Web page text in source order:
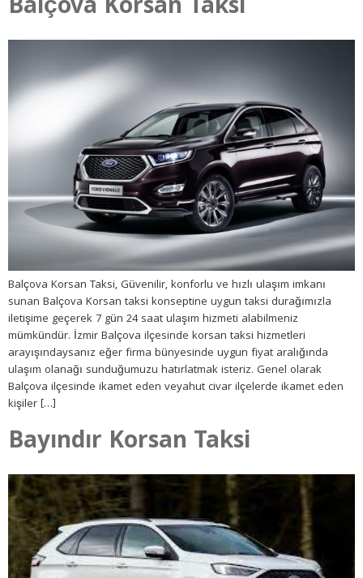
Balçova Korsan Taksi
Balçova Korsan Taksi, Güvenilir, konforlu ve hızlı ulaşım imkanı
sunan Balçova Korsan taksi konseptine uygun taksi durağımızla
iletişime geçerek 7 gün 24 saat ulaşım hizmeti alabilmeniz
mümkündür. İzmir Balçova ilçesinde korsan taksi hizmetleri
arayışındaysanız eğer firma bünyesinde uygun fiyat aralığında
ulaşım olanağı sunduğumuzu hatırlatmak isteriz. Genel olarak
Balçova ilçesinde ikamet eden veyahut civar ilçelerde ikamet eden
kişiler […]
Bayındır Korsan Taksi